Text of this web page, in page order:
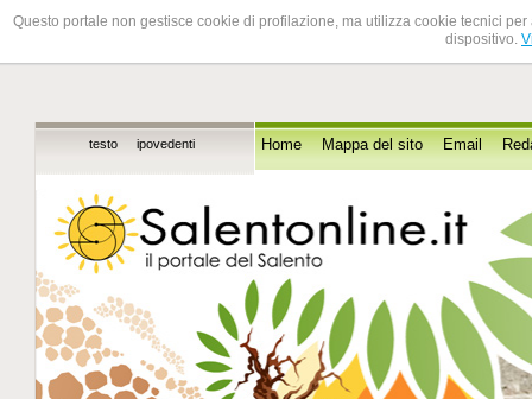
Questo portale non gestisce cookie di profilazione, ma utilizza cookie tecnici
dispositivo.
testo ipovedenti Home Mappa del sito Email